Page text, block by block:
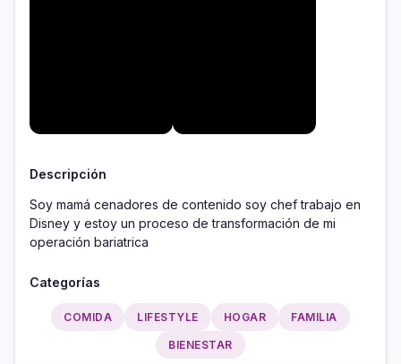
Descripción
Soy mamá cenadores de contenido soy chef trabajo en
Disney y estoy un proceso de transformación de mi
operación bariatrica
Categorías
COMIDA LIFESTYLE HOGAR FAMILIA
BIENESTAR